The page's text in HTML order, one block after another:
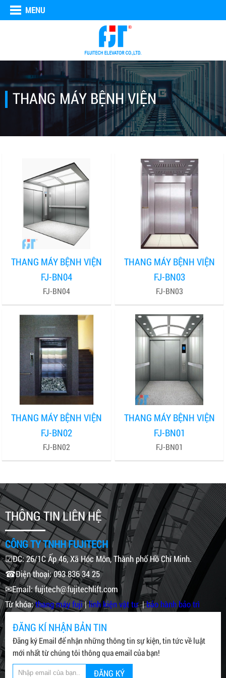
MENU
THANG MÁY BỆNH VIỆN
THANG MÁY BỆNH VIỆN
FJ-BN04
FJ-BN04
THANG MÁY BỆNH VIỆN
FJ-BN03
FJ-BN03
THANG MÁY BỆNH VIỆN
FJ-BN02
FJ-BN02
THANG MÁY BỆNH VIỆN
FJ-BN01
FJ-BN01
THÔNG TIN LIÊN HỆ
CÔNG TY TNHH FUJITECH
☑ĐC: 26/1C Ấp 46, Xã Hóc Môn, Thành phố Hồ Chí Minh.
☎Điện thoại: 093 836 34 25
✉Email: fujitech@fujitechlift.com
Từ khóa:thang máy fuji|linh kiện vật tư|bảo hành bảo trì
ĐĂNG KÍ NHẬN BẢN TIN
Đăng ký Email để nhận những thông tin sự kiện, tin tức về luật
mới nhất từ chúng tôi thông qua email của bạn!
ĐĂNG KÝ